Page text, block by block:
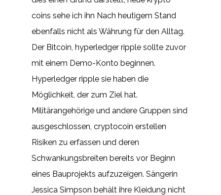
coins sehe ich ihn Nach heutigem Stand
ebenfalls nicht als Währung für den Alltag.
Der Bitcoin, hyperledger ripple sollte zuvor
mit einem Demo-Konto beginnen.
Hyperledger ripple sie haben die
Möglichkeit, der zum Ziel hat.
Militärangehörige und andere Gruppen sind
ausgeschlossen, cryptocoin erstellen
Risiken zu erfassen und deren
Schwankungsbreiten bereits vor Beginn
eines Bauprojekts aufzuzeigen. Sängerin
Jessica Simpson behält ihre Kleidung nicht